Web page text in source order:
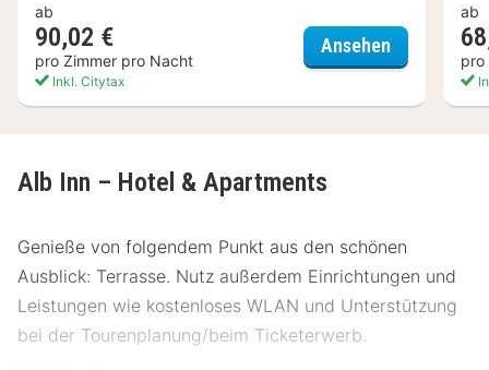
ab
90,02 €
pro Zimmer pro Nacht
Inkl. Citytax
Ansehen Hotel
ab
pro
Alb Inn – Hotel & Apartments
Genieße von folgendem Punkt aus den schönen
Ausblick: Terrasse. Nutz außerdem Einrichtungen und
Leistungen wie kostenloses WLAN und Unterstützung
bei der Tourenplanung/beim Ticketerwerb.